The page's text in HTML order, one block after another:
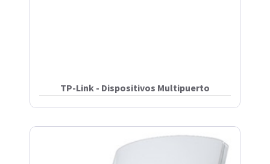
TP-Link - Dispositivos Multipuerto